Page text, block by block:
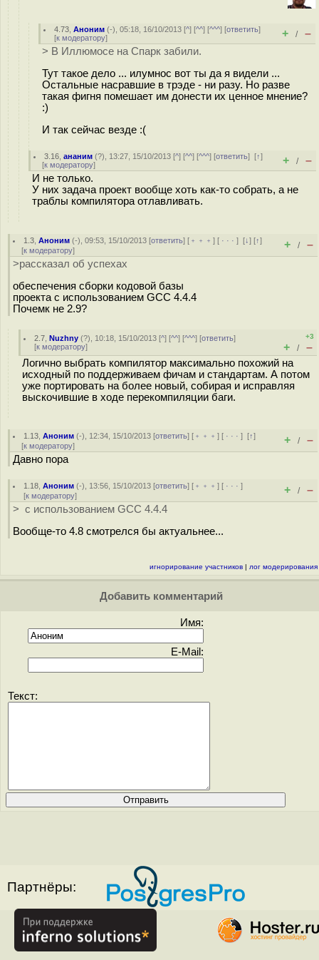
4.73 ,Аноним (-), 05:18, 16/10/2013 [^] [^^] [^^^] [ответить]
[к модератору] + / –
> В Иллюмосе на Спарк забили.
Тут такое дело ... илумнос вот ты да я видели ...
Остальные насравшие в трэде - ни разу. Но разве
такая фигня помешает им донести их ценное мнение?
:)
И так сейчас везде :(
3.16 ,ананим (?), 13:27, 15/10/2013 [^] [^^] [^^^] [ответить][↑]
[к модератору] + / –
И не только.
У них задача проект вообще хоть как-то собрать, а не
траблы компилятора отлавливать.
1.3 ,Аноним (-), 09:53, 15/10/2013 [ответить] [ ﹢﹢﹢] [ · · ·][↓] [↑]
[к модератору] + / –
>рассказал об успехах
обеспечения сборки кодовой базы
проекта с использованием GCC 4.4.4
Почемк не 2.9?
2.7 ,Nuzhny (?), 10:18, 15/10/2013 [^] [^^] [^^^] [ответить]
[к модератору]
+3
+ / –
Логично выбрать компилятор максимально похожий на
исходный по поддерживаем фичам и стандартам. А потом
уже портировать на более новый, собирая и исправляя
выскочившие в ходе перекомпиляции баги.
1.13 ,Аноним (-), 12:34, 15/10/2013 [ответить] [ ﹢﹢﹢] [ · · ·][↑]
[к модератору] + / –
Давно пора
1.18 ,Аноним (-), 13:56, 15/10/2013 [ответить] [ ﹢﹢﹢] [ · · ·]
[к модератору] + / –
> с использованием GCC 4.4.4
Вообще-то 4.8 смотрелся бы актуальнее...
игнорирование участников | лог модерирования
Добавить комментарий
Имя:
E-Mail:
Текст:
Партнёры: